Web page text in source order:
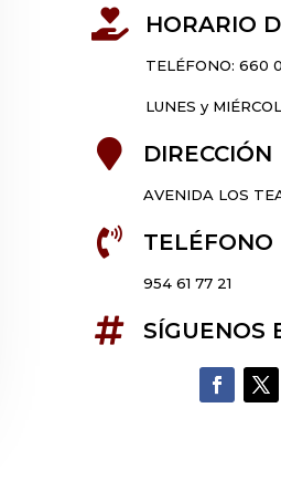
 HORARIO
TELÉFONO: 660
LUNES y
 DIRECCIÓN
AVENIDA LOS
 TELÉFONO
954 61 77 21
 SÍGUENOS